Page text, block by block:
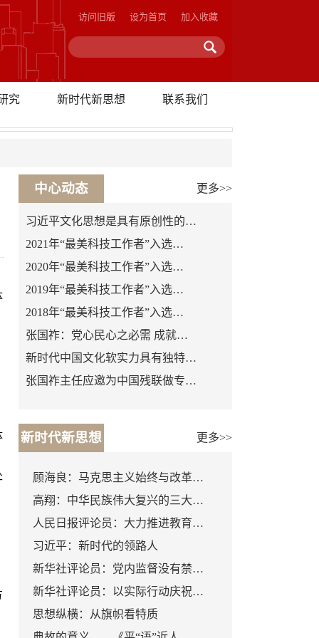
访问旧版 设为首页 加入收藏
究 新时代新思想 联系我们
中心动态 更多>>
习近平文化思想是具有原创性的…
2021年“最美科技工作者”入选…
2020年“最美科技工作者”入选…
2019年“最美科技工作者”入选…
2018年“最美科技工作者”入选…
张国祚：党心民心之必需 成就…
新时代中国文化软实力具有独特…
张国祚主任应邀为中国残联做专…
新时代新思想 更多>>
顾海良：马克思主义始终与改革…
高翔：中华民族伟大复兴的三大…
人民日报评论员：大力推进教育…
习近平：新时代的领路人
新华社评论员：党内监督没有禁…
新华社评论员：以实际行动庆祝…
思想纵横：从旗帜看特质